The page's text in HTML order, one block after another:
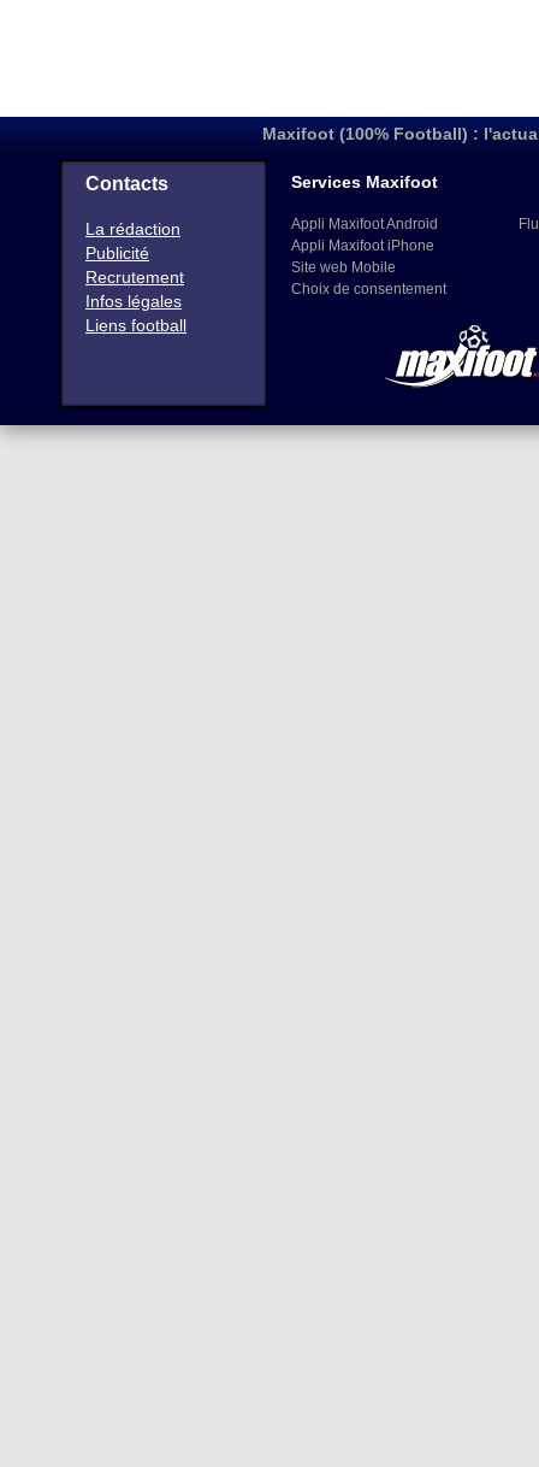
Maxifoot (100% Football) :
Contacts
La rédaction
Publicité
Recrutement
Infos légales
Liens football
Services Maxifoot
Appli Maxifoot Android
Appli Maxifoot iPhone
Site web Mobile
Choix de consentement